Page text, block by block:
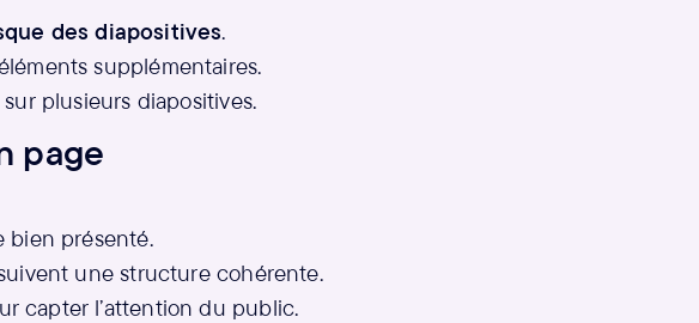
des diapositives.
supplémentaires.
plusieurs diapositives.
page
bien présenté.
une structure cohérente.
capter l’attention du public.